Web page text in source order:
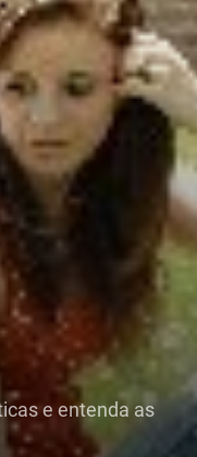
e entenda as